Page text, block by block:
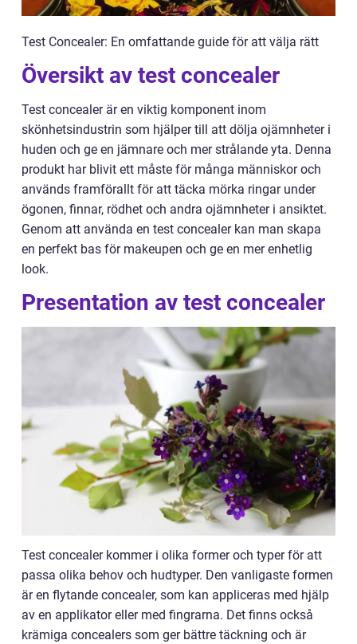
Test Concealer: En omfattande guide för att välja rätt
Översikt av test concealer
Test concealer är en viktig komponent inom
skönhetsindustrin som hjälper till att dölja ojämnheter i
huden och ge en jämnare och mer strålande yta. Denna
produkt har blivit ett måste för många människor och
används framförallt för att täcka mörka ringar under
ögonen, finnar, rödhet och andra ojämnheter i ansiktet.
Genom att använda en test concealer kan man skapa
en perfekt bas för makeupen och ge en mer enhetlig
look.
Presentation av test concealer
Test concealer kommer i olika former och typer för att
passa olika behov och hudtyper. Den vanligaste formen
är en flytande concealer, som kan appliceras med hjälp
av en applikator eller med fingrarna. Det finns också
krämiga concealers som ger bättre täckning och är